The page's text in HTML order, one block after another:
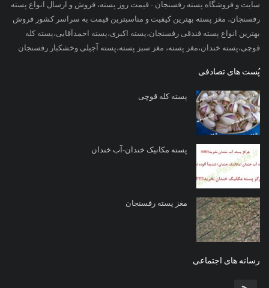
سایت و فروشگاه پسته رفسنجان - قیمت روز پسته، فروش و ارسال انواع پسته
رفسنجان، مغز پسته بهترین کیفیت و مناسبترین قیمت به سراسر کشور فروش
بهترین انواع پسته فندقی رفسنجان،پسته اکبری،پسته احمدآقایی،پسته کله
قوچی،پسته خندان،مغز پسته، مغز سبز پسته،پسته آجیلی وخشکبار رفسنجان
پُست های تصادفی
پسته کله قوچی
پسته مکانیک خندان-آب خندان
مغز پسته رفسنجان
رسانه های اجتماعی